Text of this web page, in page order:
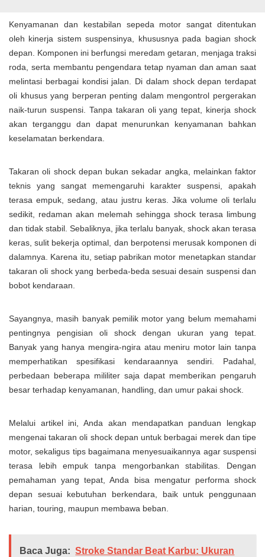
Kenyamanan dan kestabilan sepeda motor sangat ditentukan
oleh kinerja sistem suspensinya, khususnya pada bagian shock
depan. Komponen ini berfungsi meredam getaran, menjaga traksi
roda, serta membantu pengendara tetap nyaman dan aman saat
melintasi berbagai kondisi jalan. Di dalam shock depan terdapat
oli khusus yang berperan penting dalam mengontrol pergerakan
naik-turun suspensi. Tanpa takaran oli yang tepat, kinerja shock
akan terganggu dan dapat menurunkan kenyamanan bahkan
keselamatan berkendara.
Takaran oli shock depan bukan sekadar angka, melainkan faktor
teknis yang sangat memengaruhi karakter suspensi, apakah
terasa empuk, sedang, atau justru keras. Jika volume oli terlalu
sedikit, redaman akan melemah sehingga shock terasa limbung
dan tidak stabil. Sebaliknya, jika terlalu banyak, shock akan terasa
keras, sulit bekerja optimal, dan berpotensi merusak komponen di
dalamnya. Karena itu, setiap pabrikan motor menetapkan standar
takaran oli shock yang berbeda-beda sesuai desain suspensi dan
bobot kendaraan.
Sayangnya, masih banyak pemilik motor yang belum memahami
pentingnya pengisian oli shock dengan ukuran yang tepat.
Banyak yang hanya mengira-ngira atau meniru motor lain tanpa
memperhatikan spesifikasi kendaraannya sendiri. Padahal,
perbedaan beberapa mililiter saja dapat memberikan pengaruh
besar terhadap kenyamanan, handling, dan umur pakai shock.
Melalui artikel ini, Anda akan mendapatkan panduan lengkap
mengenai takaran oli shock depan untuk berbagai merek dan tipe
motor, sekaligus tips bagaimana menyesuaikannya agar suspensi
terasa lebih empuk tanpa mengorbankan stabilitas. Dengan
pemahaman yang tepat, Anda bisa mengatur performa shock
depan sesuai kebutuhan berkendara, baik untuk penggunaan
harian, touring, maupun membawa beban.
Baca Juga: Stroke Standar Beat Karbu: Ukuran